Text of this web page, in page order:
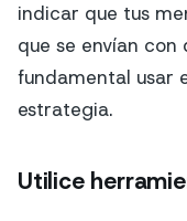
indicar que tus
que se envían con
fundamental usar
estrategia.
Utilice